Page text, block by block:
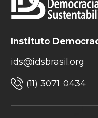
Instituto
ids@idsbrasil.org
(11) 3071-0434